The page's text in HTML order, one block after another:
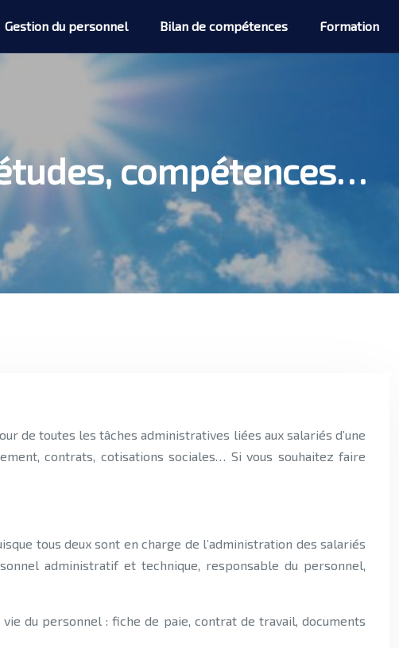
Gestion du personnel Bilan de compétences Formation
compétences…
de toutes les tâches administratives liées aux salariés d’une
contrats, cotisations sociales… Si vous souhaitez faire
tous deux sont en charge de l’administration des salariés
administratif et technique, responsable du personnel,
du personnel : fiche de paie, contrat de travail, documents